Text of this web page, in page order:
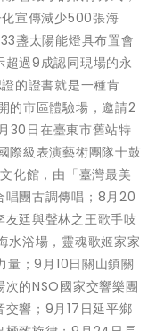
宣傳減少500張海
盞太陽能燈具布置會
超過9成認同現場的永
的證書就是一種肯
的市區體驗場，邀請2
30日在臺東市舊站特
際級表演藝術團隊十鼓
化館，由「臺灣最美
唱團古調傳唱；8月20
友廷與聲林之王歌手吱
水浴場，靈魂歌姬家家
量；9月10日關山鎮關
的NSO國家交響樂團
響；9月17日延平鄉